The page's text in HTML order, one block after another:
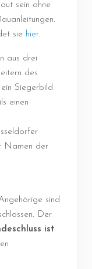
sein ohne
sie hier.
aus drei
des
Siegerbild
einen
Namen der
sind
Der
ist